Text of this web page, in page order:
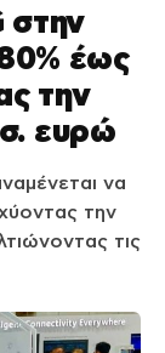
στην
έως
την
ευρώ
να
την
τις